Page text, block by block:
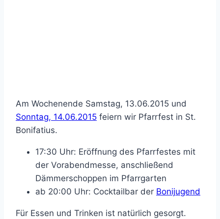
Am Wochenende Samstag, 13.06.2015 und
Sonntag, 14.06.2015 feiern wir Pfarrfest in St.
Bonifatius.
17:30 Uhr: Eröffnung des Pfarrfestes mit
der Vorabendmesse, anschließend
Dämmerschoppen im Pfarrgarten
ab 20:00 Uhr: Cocktailbar der Bonijugend
Für Essen und Trinken ist natürlich gesorgt.